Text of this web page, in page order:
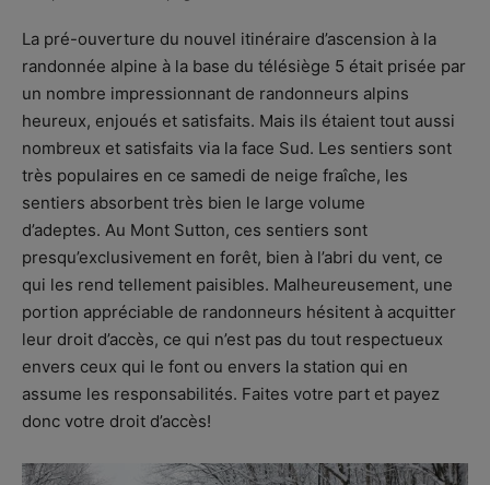
La pré-ouverture du nouvel itinéraire d’ascension à la
randonnée alpine à la base du télésiège 5 était prisée par
un nombre impressionnant de randonneurs alpins
heureux, enjoués et satisfaits. Mais ils étaient tout aussi
nombreux et satisfaits via la face Sud. Les sentiers sont
très populaires en ce samedi de neige fraîche, les
sentiers absorbent très bien le large volume
d’adeptes. Au Mont Sutton, ces sentiers sont
presqu’exclusivement en forêt, bien à l’abri du vent, ce
qui les rend tellement paisibles. Malheureusement, une
portion appréciable de randonneurs hésitent à acquitter
leur droit d’accès, ce qui n’est pas du tout respectueux
envers ceux qui le font ou envers la station qui en
assume les responsabilités. Faites votre part et payez
donc votre droit d’accès!